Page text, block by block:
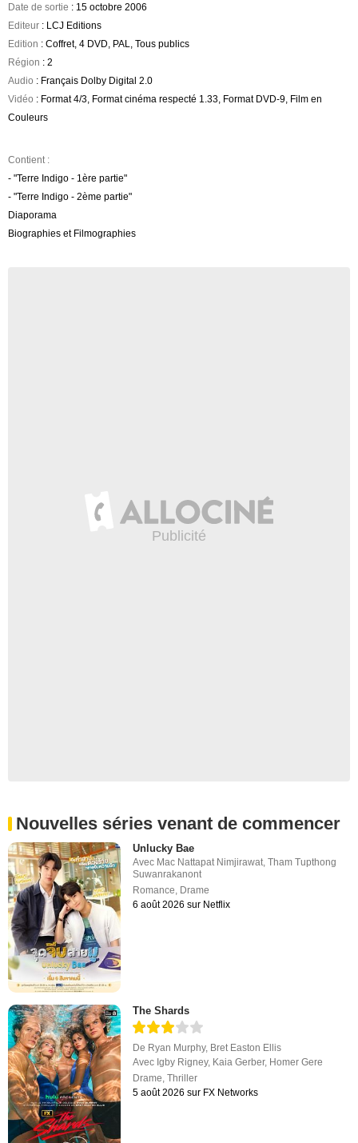
Date de sortie : 15 octobre 2006
Editeur : LCJ Editions
Edition : Coffret, 4 DVD, PAL, Tous publics
Région : 2
Audio : Français Dolby Digital 2.0
Vidéo : Format 4/3, Format cinéma respecté 1.33, Format DVD-9, Film en
Couleurs
Contient :
- "Terre Indigo - 1ère partie"
- "Terre Indigo - 2ème partie"
Diaporama
Biographies et Filmographies
Nouvelles séries venant de commencer
Unlucky Bae
Avec Mac Nattapat Nimjirawat ,Tham Tupthong
Suwanrakanont
Romance Drame
6 août 2026 sur Netflix
The Shards
De Ryan Murphy, Bret Easton Ellis
Avec Igby Rigney, Kaia Gerber, Homer Gere
Drame,Thriller
5 août 2026 sur FX Networks